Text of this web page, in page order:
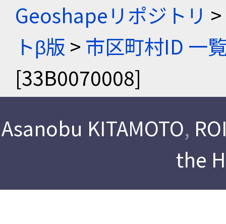
Geoshapeリポジトリ >
トβ版 > 市区町村ID 一
[33B0070008]
Asanobu KITAMOTO,
the